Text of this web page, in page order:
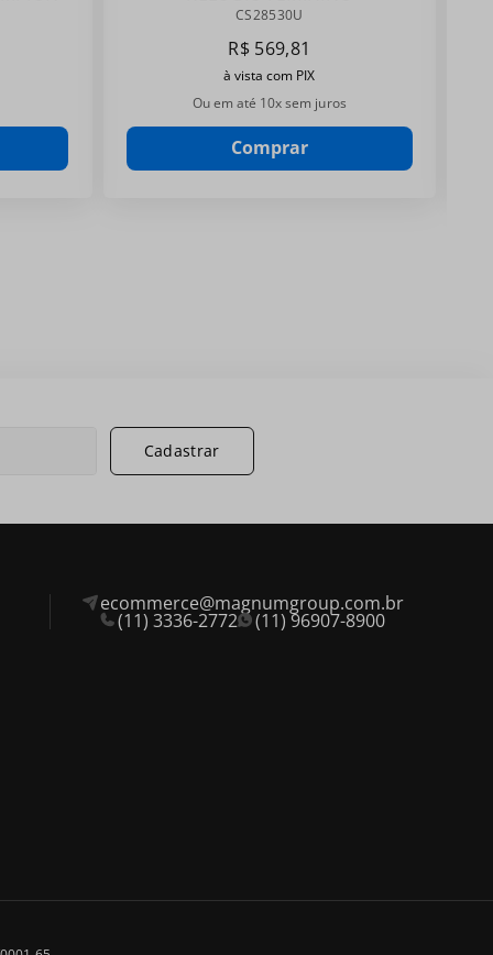
CHAMPIONCS28530U
CS28530U
R$ 569,81
à vista com PIX
Ou em até 10x sem juros
Comprar
Cadastrar
ecommerce@magnumgroup.com.br
(11) 3336-2772 (11) 96907-8900